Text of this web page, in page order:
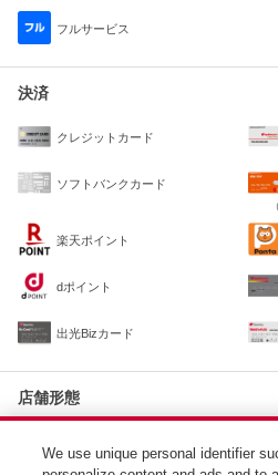
フルサービス
決済
クレジットカード
ソフトバンクカード
楽天ポイント
dポイント
出光Bizカード
店舗形態
We use unique personal identifier